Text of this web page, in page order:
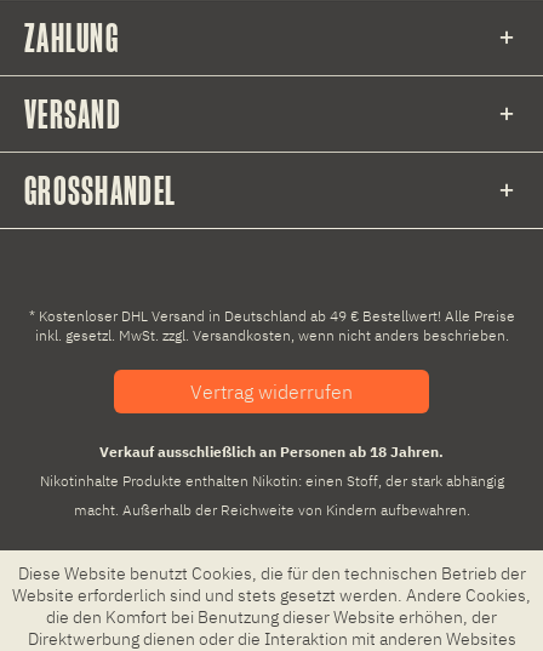
ZAHLUNG
VERSAND
GROSSHANDEL
* Kostenloser DHL Versand in Deutschland ab 49 € Bestellwert! Alle Preise
inkl. gesetzl. MwSt. zzgl. Versandkosten , wenn nicht anders beschrieben.
Vertrag widerrufen
Verkauf ausschließlich an Personen ab 18 Jahren.
Nikotinhalte Produkte enthalten Nikotin: einen Stoff, der stark abhängig
macht. Außerhalb der Reichweite von Kindern aufbewahren.
Diese Website benutzt Cookies, die für den technischen Betrieb der
Website erforderlich sind und stets gesetzt werden. Andere Cookies,
die den Komfort bei Benutzung dieser Website erhöhen, der
Direktwerbung dienen oder die Interaktion mit anderen Websites